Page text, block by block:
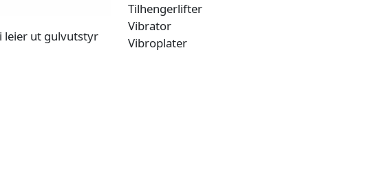
leier ut gulvutstyr
Tilhengerlifter
Vibrator
Vibroplater